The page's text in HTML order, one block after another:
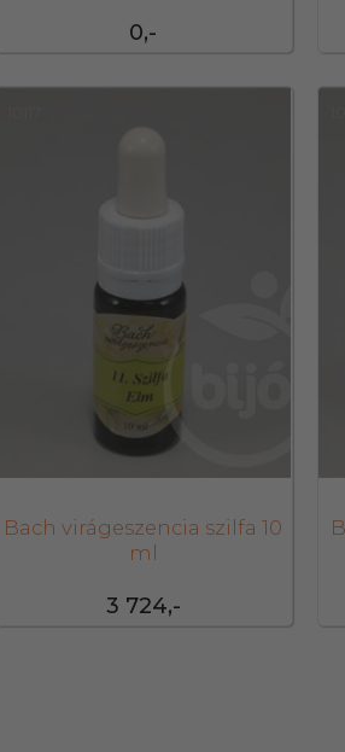
0,-
3 724,-
Bach virágeszencia szilfa 10
ml